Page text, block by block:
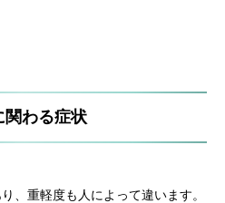
関わる症状
、重軽度も人によって違います。